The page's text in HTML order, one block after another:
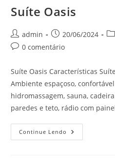
Suíte Oasis
Autor
do
admin
Post
publicado:
20/06/2024
Comentários
post:
0 comentário
Suíte Oasis Características
Ambiente espaçoso,
hidromassagem, sauna,
paredes e teto, rádio com
Continue Lendo Suíte
Oasis